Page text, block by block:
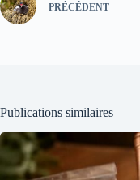
PRÉCÉDENT
Publications similaires